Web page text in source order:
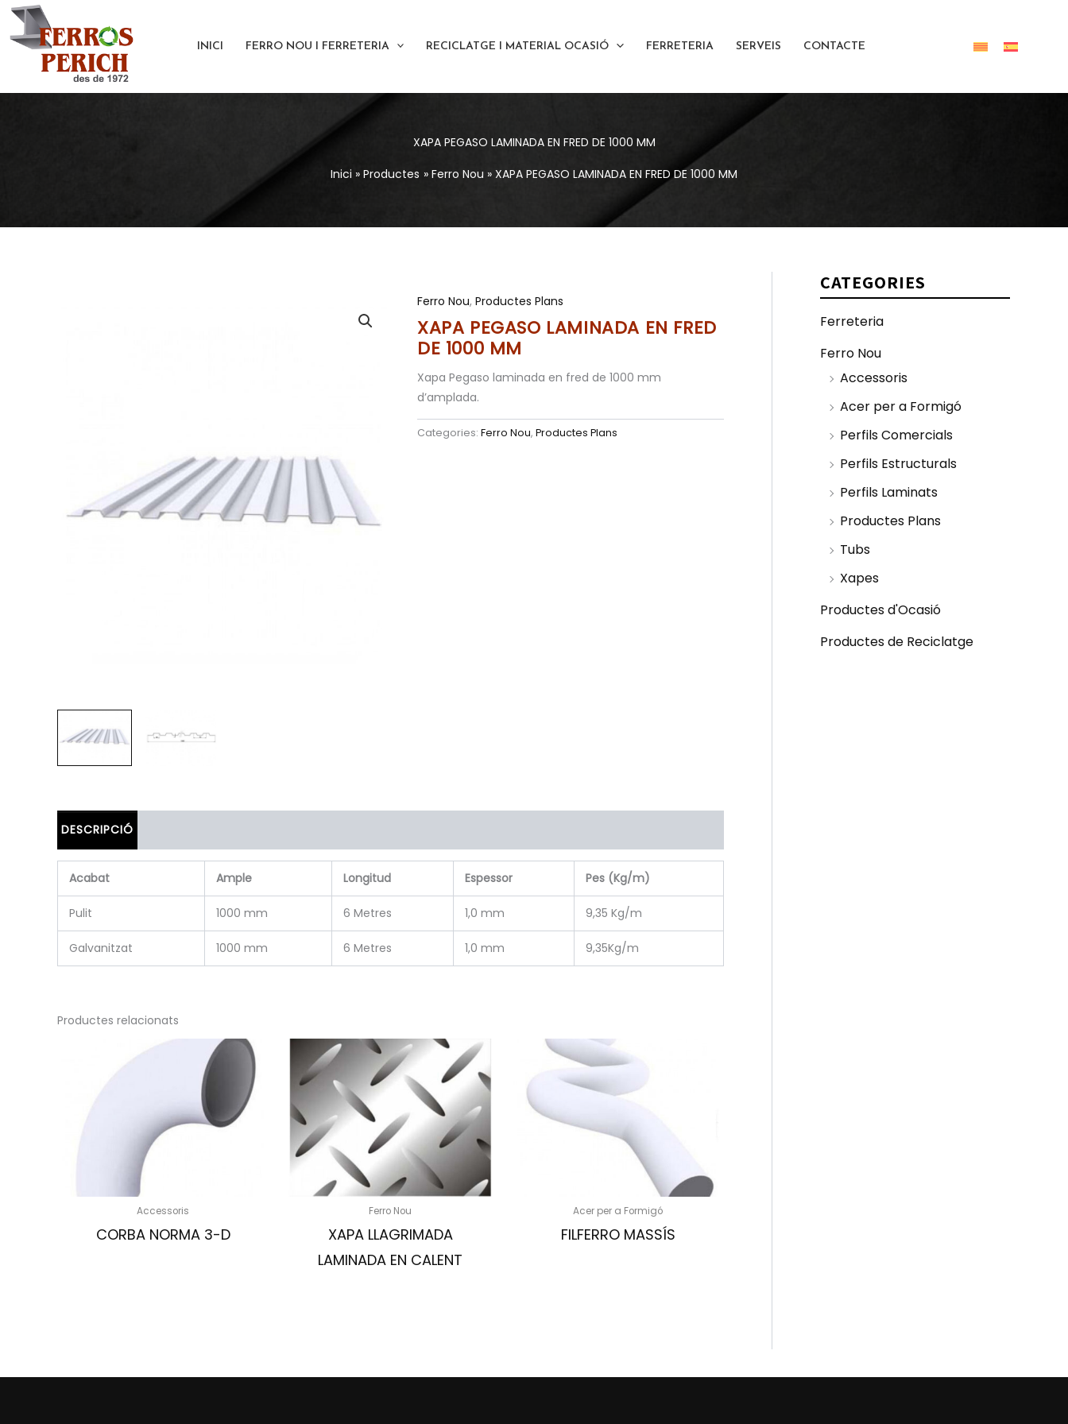
Vés
contingut
INICI FERRO NOU I FERRETERIA RECICLATGE I MATERIAL OCASIÓ FERRETERIA SERVEIS CONTACTE
XAPA PEGASO LAMINADA EN FRED DE 1000 MM
Inici
Productes Ferro Nou XAPA PEGASO LAMINADA EN FRED DE 1000 MM
Ferro Nou,Productes Plans
XAPA PEGASO LAMINADA EN FRED
DE 1000 MM
Xapa Pegaso laminada en fred de 1000 mm
d’amplada.
Categories:Ferro Nou,Productes Plans
DESCRIPCIÓ
Acabat Ample Longitud Espessor Pes (Kg/m)
Pulit 1000 mm 6 Metres 1,0 mm 9,35 Kg/m
Galvanitzat 1000 mm 6 Metres 1,0 mm 9,35Kg/m
Productes relacionats
Accessoris
CORBA NORMA 3-D
Ferro Nou
XAPA LLAGRIMADA
LAMINADA EN CALENT
Acer per a Formigó
FILFERRO MASSÍS
CATEGORIES
Ferreteria
Ferro Nou
Accessoris
Acer per a Formigó
Perfils Comercials
Perfils Estructurals
Perfils Laminats
Productes Plans
Tubs
Xapes
Productes d'Ocasió
Productes de Reciclatge